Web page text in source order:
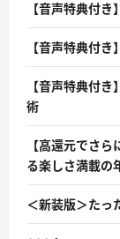
【音声特典付
【音声特典付
【音声特典付
術
【高還元でさ
る楽しさ満載の
＜新装版＞たっ